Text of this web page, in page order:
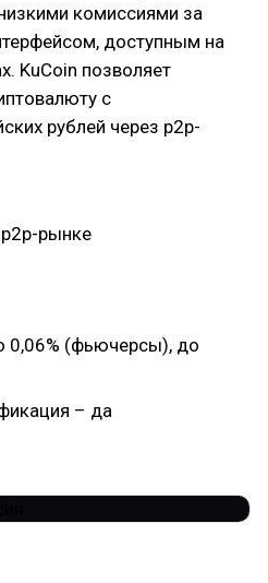
комиссиями за
доступным на
KuCoin позволяет
с
рублей через p2p-
рынке
0,06% (фьючерсы), до
– да